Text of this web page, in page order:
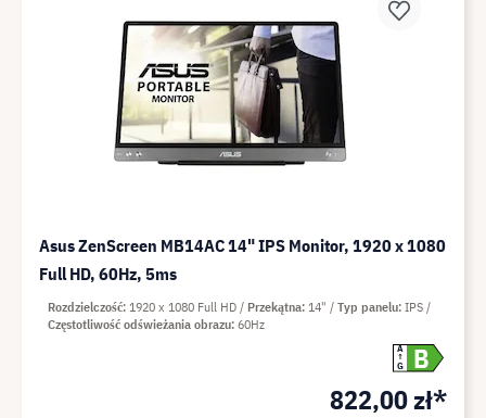
Asus ZenScreen MB14AC 14" IPS Monitor, 1920 x 1080
Full HD, 60Hz, 5ms
A
G
B
822,00 zł*
Rozdzielczość 1920 x 1080 Full HD Przekątna 14" Typ panelu IPS
Częstotliwość odświeżania obrazu 60Hz